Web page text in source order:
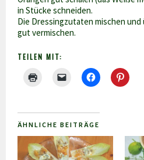
in Stücke schneiden.
Die Dressingzutaten mischen und
gut vermischen.
TEILEN MIT:
ÄHNLICHE BEITRÄGE